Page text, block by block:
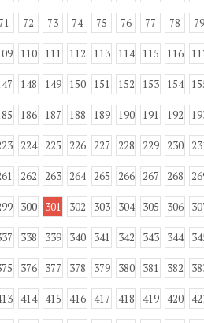
71 72 73 74 75 76 77 78 79
110 111 112 113 114 115 116
148 149 150 151 152 153 154
186 187 188 189 190 191 192
224 225 226 227 228 229 230
262 263 264 265 266 267 268
300 301 302 303 304 305 306
338 339 340 341 342 343 344
376 377 378 379 380 381 382
414 415 416 417 418 419 420